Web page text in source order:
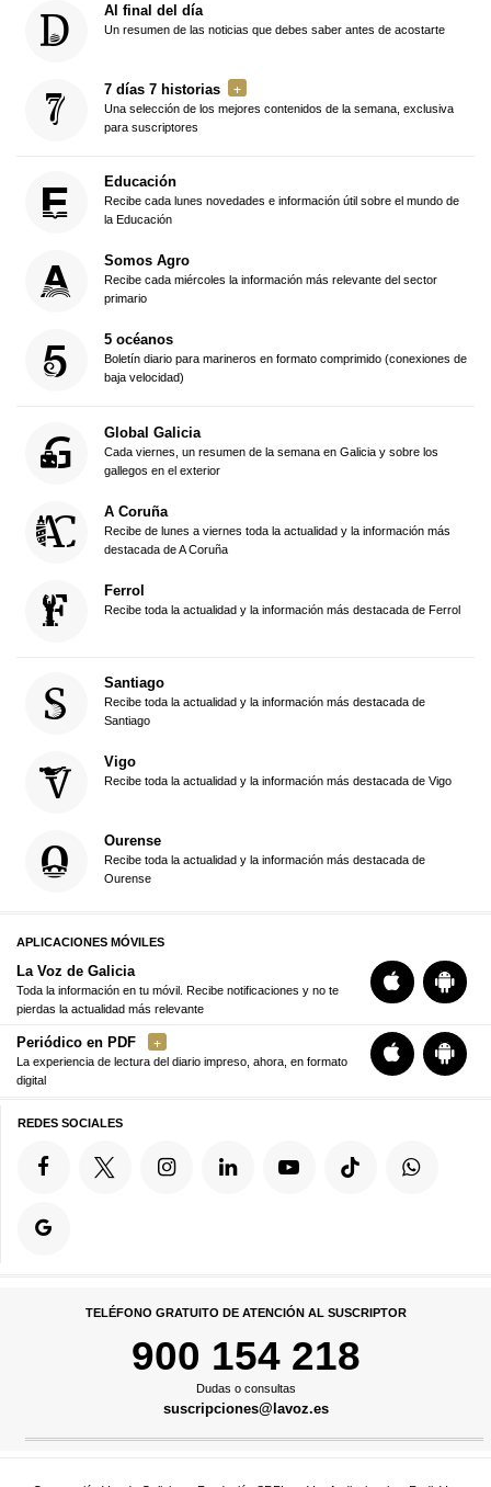
Al final del día
Un resumen de las noticias que debes saber antes de acostarte
7 días 7 historias
Una selección de los mejores contenidos de la semana, exclusiva
para suscriptores
Educación
Recibe cada lunes novedades e información útil sobre el mundo de
la Educación
Somos Agro
Recibe cada miércoles la información más relevante del sector
primario
5 océanos
Boletín diario para marineros en formato comprimido (conexiones de
baja velocidad)
Global Galicia
Cada viernes, un resumen de la semana en Galicia y sobre los
gallegos en el exterior
A Coruña
Recibe de lunes a viernes toda la actualidad y la información más
destacada de A Coruña
Ferrol
Recibe toda la actualidad y la información más destacada de Ferrol
Santiago
Recibe toda la actualidad y la información más destacada de
Santiago
Vigo
Recibe toda la actualidad y la información más destacada de Vigo
Ourense
Recibe toda la actualidad y la información más destacada de
Ourense
APLICACIONES MÓVILES
La Voz de Galicia
Toda la información en tu móvil. Recibe notificaciones y no te
pierdas la actualidad más relevante
Periódico en PDF
La experiencia de lectura del diario impreso, ahora, en formato
digital
REDES SOCIALES
TELÉFONO GRATUITO DE ATENCIÓN AL SUSCRIPTOR
900 154 218
Dudas o consultas
suscripciones@lavoz.es